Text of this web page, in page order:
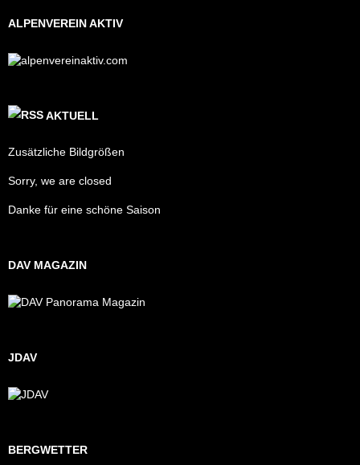
ALPENVEREIN AKTIV
AKTUELL
Zusätzliche Bildgrößen
Sorry, we are closed
Danke für eine schöne Saison
DAV MAGAZIN
JDAV
BERGWETTER